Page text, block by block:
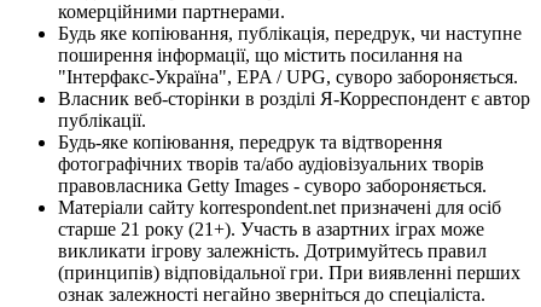
комерційними партнерами.
Будь яке копіювання, публікація, передрук, чи наступне
поширення інформації, що містить посилання на
"Інтерфакс-Україна", EPA / UPG, суворо забороняється.
Власник веб-сторінки в розділі Я-Корреспондент є автор
публікації.
Будь-яке копіювання, передрук та відтворення
фотографічних творів та/або аудіовізуальних творів
правовласника Getty Images - суворо забороняється.
Матеріали сайту korrespondent.net призначені для осіб
старше 21 року (21+). Участь в азартних іграх може
викликати ігрову залежність. Дотримуйтесь правил
(принципів) відповідальної гри. При виявленні перших
ознак залежності негайно зверніться до спеціаліста.